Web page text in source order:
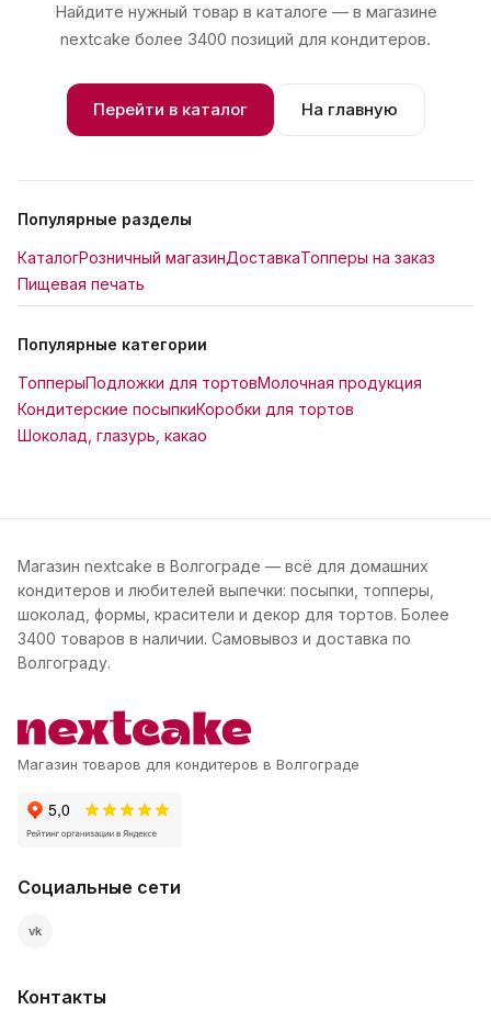
Найдите нужный товар в каталоге — в магазине
nextcake более 3400 позиций для кондитеров.
Перейти в каталог На главную
Популярные разделы
КаталогРозничный магазинДоставкаТопперы на заказ
Пищевая печать
Популярные категории
ТопперыПодложки для тортовМолочная продукция
Кондитерские посыпкиКоробки для тортов
Шоколад, глазурь, какао
Магазин nextcake в Волгограде — всё для домашних
кондитеров и любителей выпечки: посыпки, топперы,
шоколад, формы, красители и декор для тортов. Более
3400 товаров в наличии. Самовывоз и доставка по
Волгограду.
Магазин товаров для кондитеров в Волгограде
Социальные сети
vk
Контакты